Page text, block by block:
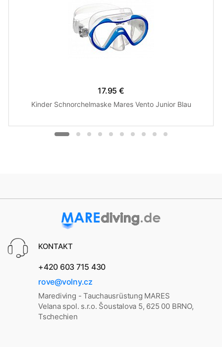
17.95 €
Kinder Schnorchelmaske Mares Vento Junior Blau
KONTAKT
+420 603 715 430
rove@volny.cz
Marediving - Tauchausrüstung MARES
Velana spol. s.r.o. Šoustalova 5, 625 00 BRNO,
Tschechien